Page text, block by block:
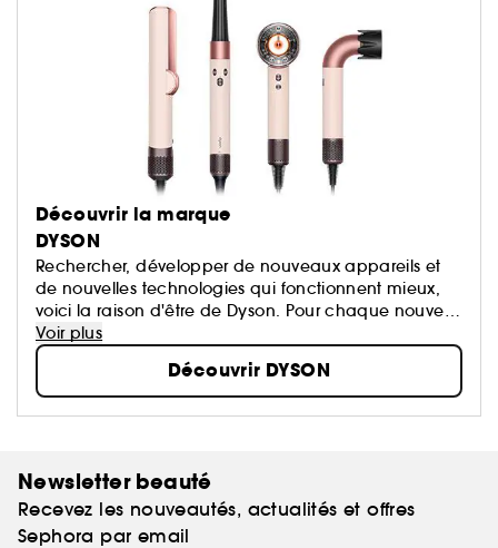
Découvrir la marque
DYSON
Rechercher, développer de nouveaux appareils et
de nouvelles technologies qui fonctionnent mieux,
voici la raison d'être de Dyson. Pour chaque nouvelle
technologie, les ingénieurs Dyson se remettent
toujours en question dans le but d'améliorer l'existant
et de développer de nouvelles inventions.
Voir plus
Découvrir DYSON
Newsletter beauté
Recevez les nouveautés, actualités et offres
Sephora par email